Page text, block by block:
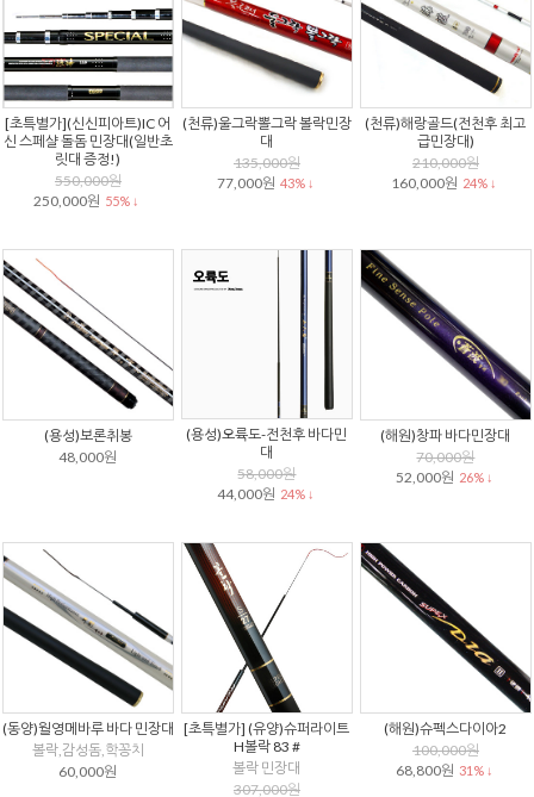
[초특별가](신신피아트)IC 어
신 스페샬 돌돔 민장대(일반초
릿대 증정!)
550,000원
250,000원 55% ↓
(천류)울그락뽈그락 볼락민장
대
135,000원
77,000원 43% ↓
(천류)해랑골드(전천후 최고
급민장대)
210,000원
160,000원 24% ↓
(용성)보론취봉
48,000원
(용성)오륙도-전천후 바다민
대
58,000원
44,000원 24% ↓
(해원)창파 바다민장대
70,000원
52,000원 26% ↓
(동양)월영메바루 바다 민장대
볼락,감성돔,학꽁치
60,000원
[초특별가] (유양)슈퍼라이트
H볼락 83 #
볼락 민장대
307,000원
(해원)슈펙스다이아2
100,000원
68,800원 31% ↓